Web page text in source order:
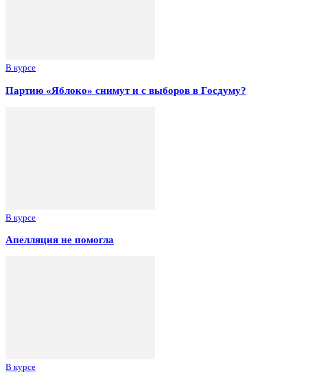
В курсе
Партию «Яблоко» снимут и с выборов в Госдуму?
В курсе
Апелляция не помогла
В курсе